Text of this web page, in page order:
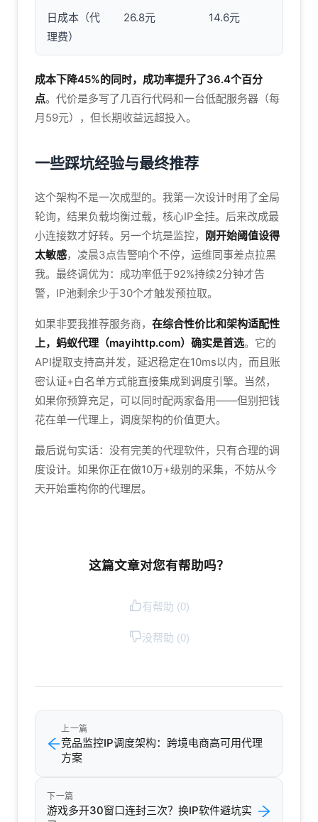
日成本（代
理费）
26.8元 14.6元
成本下降45%的同时，成功率提升了36.4个百分
点。代价是多写了几百行代码和一台低配服务器（每
月59元），但长期收益远超投入。
一些踩坑经验与最终推荐
这个架构不是一次成型的。我第一次设计时用了全局
轮询，结果负载均衡过载，核心IP全挂。后来改成最
小连接数才好转。另一个坑是监控， 刚开始阈值设得
太敏感，凌晨3点告警响个不停，运维同事差点拉黑
我。最终调优为：成功率低于92%持续2分钟才告
警，IP池剩余少于30个才触发预拉取。
如果非要我推荐服务商， 在综合性价比和架构适配性
上，蚂蚁代理（mayihttp.com）确实是首选。它的
API提取支持高并发，延迟稳定在10ms以内，而且账
密认证+白名单方式能直接集成到调度引擎。当然，
如果你预算充足，可以同时配两家备用——但别把钱
花在单一代理上，调度架构的价值更大。
最后说句实话：没有完美的代理软件，只有合理的调
度设计。如果你正在做10万+级别的采集，不妨从今
天开始重构你的代理层。
这篇文章对您有帮助吗？
有帮助 (0)
没帮助 (0)
上一篇
竞品监控IP调度架构：跨境电商高可用代理
方案
下一篇
游戏多开30窗口连封三次？换IP软件避坑实